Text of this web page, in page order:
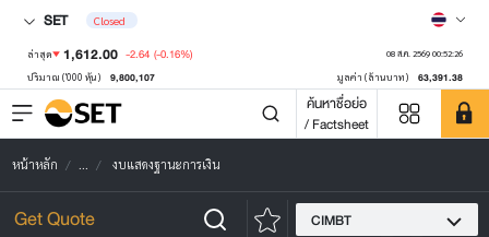
SET Closed
ล่าสุด 1,612.00 -2.64 (-0.16%) 08 ส.ค. 2569 00:52:26
ปริมาณ ('000 หุ้น) 9,800,107 มูลค่า (ล้านบาท) 63,391.38
ค้นหาชื่อย่อ
/ Factsheet
หน้าหลัก ... งบแสดงฐานะการเงิน
CIMBT